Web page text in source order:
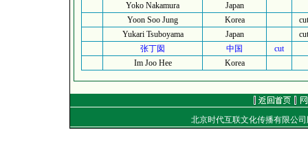
Yoko Nakamura
Japan
Yoon Soo Jung
Korea
cut
Yukari Tsuboyama
Japan
cut
张丁囡
中国
cut
Im Joo Hee
Korea
北京时代互联文化传播有限公